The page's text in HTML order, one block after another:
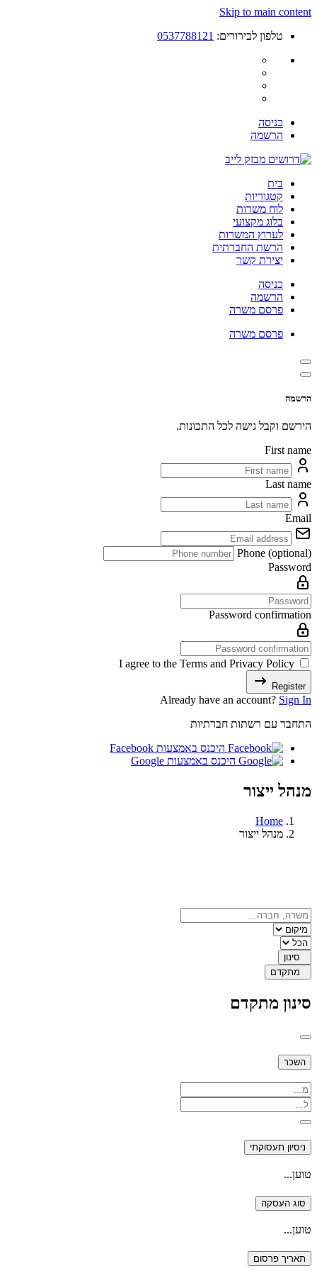
Skip to main content
טלפון לבירורים: 0537788121
כניסה
הרשמה
בית
קטגוריות
לוח משרות
בלוג מקצועי
לערוץ המשרות
הרשת החברתית
יצירת קשר
כניסה
הרשמה
פרסם משרה
פרסם משרה
הרשמה
הירשם וקבל גישה לכל התכונות.
First name
Last name
Email
Phone (optional)
Password
Password confirmation
I agree to the Terms and Privacy Policy
Register
Already have an account? Sign In
התחבר עם רשתות חברתיות
היכנס באמצעות Facebook
היכנס באמצעות Google
מנהל ייצור
Home
מנהל ייצור
סינון
מתקדם
סינון מתקדם
השכר
ניסיון תעסוקתי
טוען...
סוג העסקה
טוען...
תאריך פרסום